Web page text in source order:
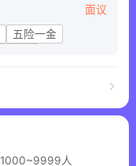
面议
五险一金
1000~9999人